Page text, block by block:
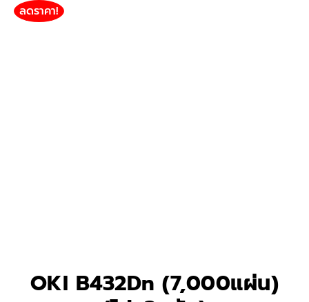
ลดราคา!
OKI B432Dn (7,000แผ่น)